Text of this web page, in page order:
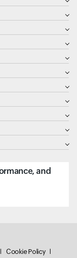
and
Cookie Policy